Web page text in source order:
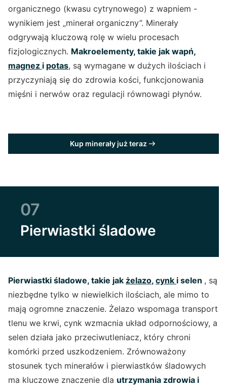
organicznego (kwasu cytrynowego) z wapniem -
wynikiem jest „minerał organiczny”. Minerały
odgrywają kluczową rolę w wielu procesach
fizjologicznych. Makroelementy, takie jak wapń,
magnez i potas, są wymagane w dużych ilościach i
przyczyniają się do zdrowia kości, funkcjonowania
mięśni i nerwów oraz regulacji równowagi płynów.
Kup minerały już teraz
07
Pierwiastki śladowe
Pierwiastki śladowe, takie jak żelazo, cynk i selen , są
niezbędne tylko w niewielkich ilościach, ale mimo to
mają ogromne znaczenie. Żelazo wspomaga transport
tlenu we krwi, cynk wzmacnia układ odpornościowy, a
selen działa jako przeciwutleniacz, który chroni
komórki przed uszkodzeniem. Zrównoważony
stosunek tych minerałów i pierwiastków śladowych
ma kluczowe znaczenie dla utrzymania zdrowia i